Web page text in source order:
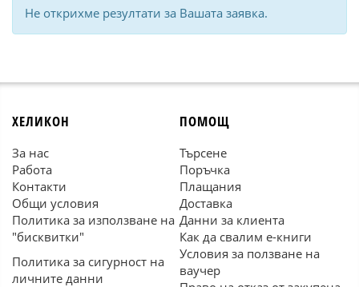
Не открихме резултати за Вашата заявка.
ХЕЛИКОН
За нас
Работа
Контакти
Общи условия
Политика за използване на
"бисквитки"
Политика за сигурност на
личните данни
ПОМОЩ
Търсене
Поръчка
Плащания
Доставка
Данни за клиента
Как да свалим е-книги
Условия за ползване на
ваучер